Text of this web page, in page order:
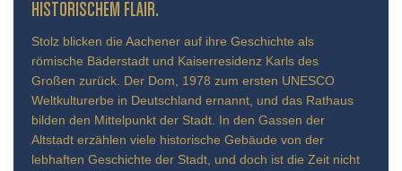
TORISCHEM FLAIR.
Stolz blicken die Aachener auf ihre Geschichte als
römische Bäderstadt und Kaiserresidenz Karls des
Großen zurück. Der Dom, 1978 zum ersten UNESCO
Weltkulturerbe in Deutschland ernannt, und das Rathaus
bilden den Mittelpunkt der Stadt. In den Gassen der
Altstadt erzählen viele historische Gebäude von der
lebhaften Geschichte der Stadt, und doch ist die Zeit nicht